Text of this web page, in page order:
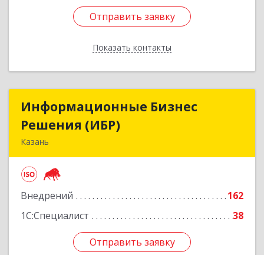
Отправить заявку
Показать контакты
Отправить заявку
Назад
Информационные Бизнес
Решения (ИБР)
Казань
Внедрений
162
1С:Специалист
38
Отправить заявку
Информационные Бизнес
Подробнее
Отправить заявку